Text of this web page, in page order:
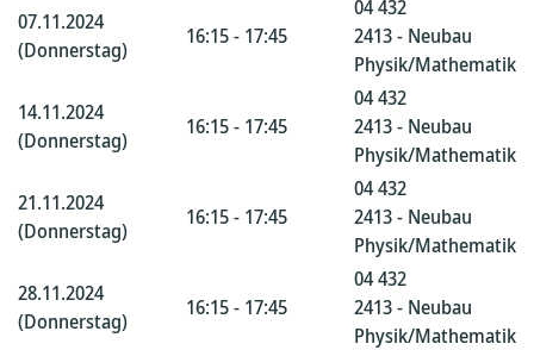
07.11.2024
(Donnerstag)
16:15 - 17:45
04 432
2413 - Neubau
Physik/Mathematik
14.11.2024
(Donnerstag)
16:15 - 17:45
04 432
2413 - Neubau
Physik/Mathematik
21.11.2024
(Donnerstag)
16:15 - 17:45
04 432
2413 - Neubau
Physik/Mathematik
28.11.2024
(Donnerstag)
16:15 - 17:45
04 432
2413 - Neubau
Physik/Mathematik